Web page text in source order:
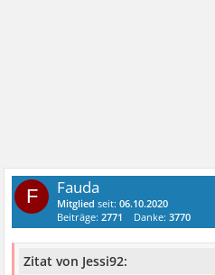
F Fauda
Mitglied seit:06.10.2020
Beiträge:2771 Danke:3770
Zitat von Jessi92: